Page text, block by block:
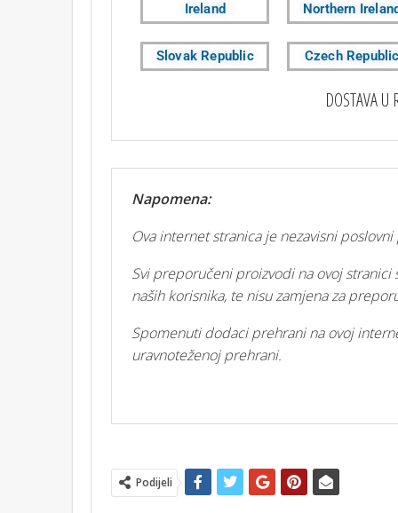
Ireland
Slovak Republic
Northern Ireland
Czech Republic
DOSTAVA
Napomena:
Ova internet stranica je nezavisni
Svi preporučeni proizvodi na ovoj stranici
naših korisnika, te nisu zamjena za
Spomenuti dodaci prehrani na ovoj
uravnoteženoj prehrani.
Podijeli